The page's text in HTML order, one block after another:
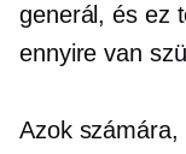
generál, és ez
ennyire van
Azok számára,